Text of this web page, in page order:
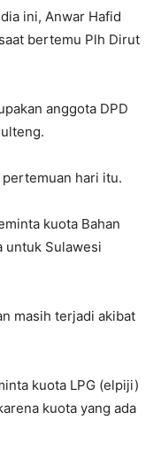
ini, Anwar Hafid
bertemu Plh Dirut
anggota DPD
hari itu.
kuota Bahan
untuk Sulawesi
masih terjadi akibat
kuota LPG (elpiji)
kuota yang ada